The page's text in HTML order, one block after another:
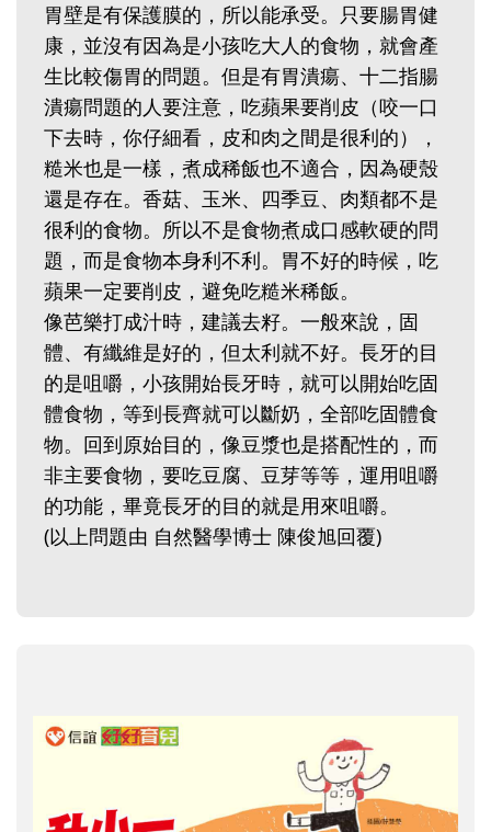
胃壁是有保護膜的，所以能承受。只要腸胃健
康，並沒有因為是小孩吃大人的食物，就會產
生比較傷胃的問題。但是有胃潰瘍、十二指腸
潰瘍問題的人要注意，吃蘋果要削皮（咬一口
下去時，你仔細看，皮和肉之間是很利的），
糙米也是一樣，煮成稀飯也不適合，因為硬殼
還是存在。香菇、玉米、四季豆、肉類都不是
很利的食物。所以不是食物煮成口感軟硬的問
題，而是食物本身利不利。胃不好的時候，吃
蘋果一定要削皮，避免吃糙米稀飯。
像芭樂打成汁時，建議去籽。一般來說，固
體、有纖維是好的，但太利就不好。長牙的目
的是咀嚼，小孩開始長牙時，就可以開始吃固
體食物，等到長齊就可以斷奶，全部吃固體食
物。回到原始目的，像豆漿也是搭配性的，而
非主要食物，要吃豆腐、豆芽等等，運用咀嚼
的功能，畢竟長牙的目的就是用來咀嚼。
(以上問題由 自然醫學博士 陳俊旭回覆)